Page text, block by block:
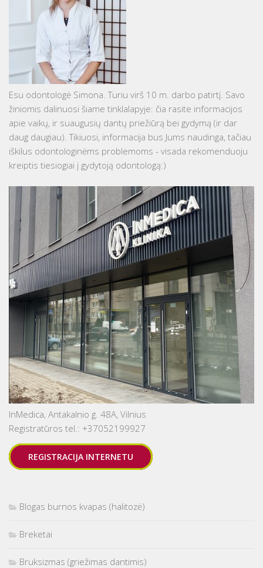
Esu odontologė Simona. Turiu virš 10 m. darbo patirtį. Savo
žiniomis dalinuosi šiame tinklalapyje: čia rasite informacijos
apie vaikų, ir suaugusių dantų priežiūrą bei gydymą (ir dar
daug daugiau). Tikiuosi, informacija bus Jums naudinga, tačiau
iškilus odontologinėms problemoms - visada rekomenduoju
kreiptis tiesiogiai į gydytoją odontologą:)
InMedica, Antakalnio g. 48A, Vilnius
Registratūros tel.: +37052199927
REGISTRACIJA INTERNETU
Blogas burnos kvapas (halitozė)
Breketai
Bruksizmas (griežimas dantimis)